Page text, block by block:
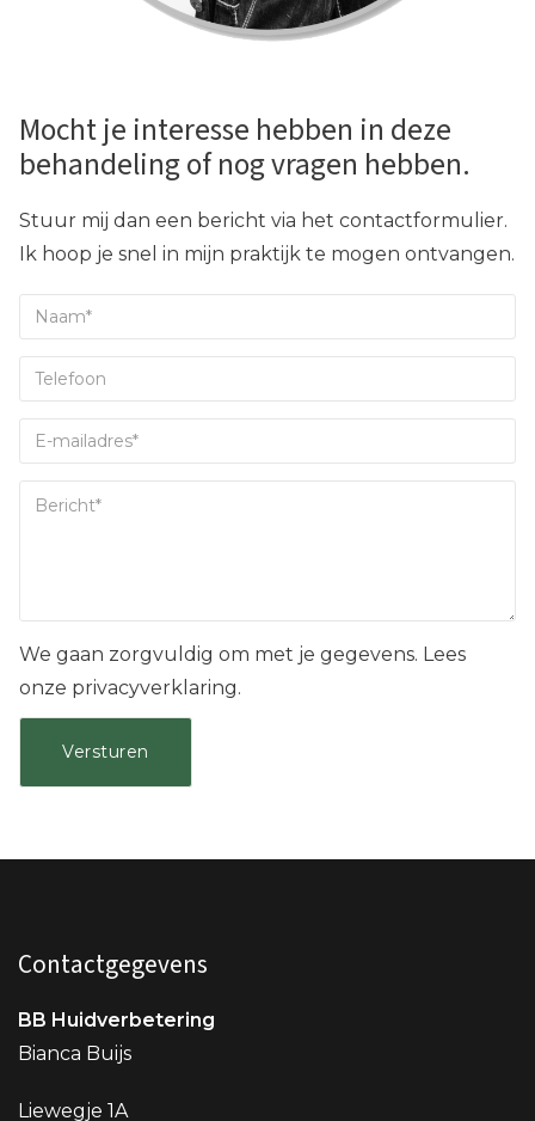
Mocht je interesse hebben in deze
behandeling of nog vragen hebben.
Stuur mij dan een bericht via het contactformulier.
Ik hoop je snel in mijn praktijk te mogen ontvangen.
We gaan zorgvuldig om met je gegevens. Lees
onze privacyverklaring.
Contactgegevens
BB Huidverbetering
Bianca Buijs
Liewegje 1A